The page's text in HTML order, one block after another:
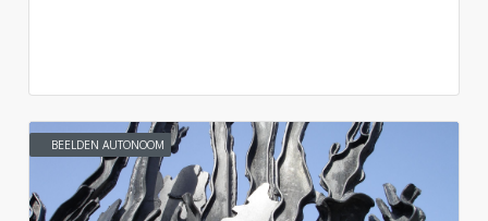
BEELDEN AUTONOOM